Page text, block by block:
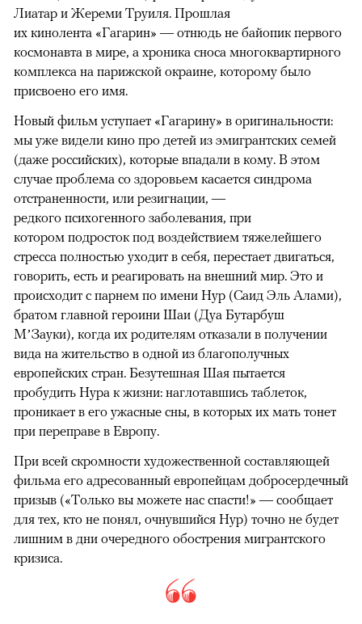
Лиатар и Жереми Труиля. Прошлая
их кинолента «Гагарин» — отнюдь не байопик первого
космонавта в мире, а хроника сноса многоквартирного
комплекса на парижской окраине, которому было
присвоено его имя.
Новый фильм уступает «Гагарину» в оригинальности:
мы уже видели кино про детей из эмигрантских семей
(даже российских), которые впадали в кому. В этом
случае проблема со здоровьем касается синдрома
отстраненности, или резигнации, —
редкого психогенного заболевания, при
котором подросток под воздействием тяжелейшего
стресса полностью уходит в себя, перестает двигаться,
говорить, есть и реагировать на внешний мир. Это и
происходит с парнем по имени Нур (Саид Эль Алами),
братом главной героини Шаи (Дуа Бутарбуш
М’Зауки), когда их родителям отказали в получении
вида на жительство в одной из благополучных
европейских стран. Безутешная Шая пытается
пробудить Нура к жизни: наглотавшись таблеток,
проникает в его ужасные сны, в которых их мать тонет
при переправе в Европу.
При всей скромности художественной составляющей
фильма его адресованный европейцам добросердечный
призыв («Только вы можете нас спасти!» — сообщает
для тех, кто не понял, очнувшийся Нур) точно не будет
лишним в дни очередного обострения мигрантского
кризиса.